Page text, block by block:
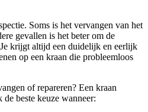
Soms is het vervangen van het
gevallen is het beter om de
krijgt altijd een duidelijk en eerlijk
op een kraan die probleemloos
of repareren? Een kraan
beste keuze wanneer: